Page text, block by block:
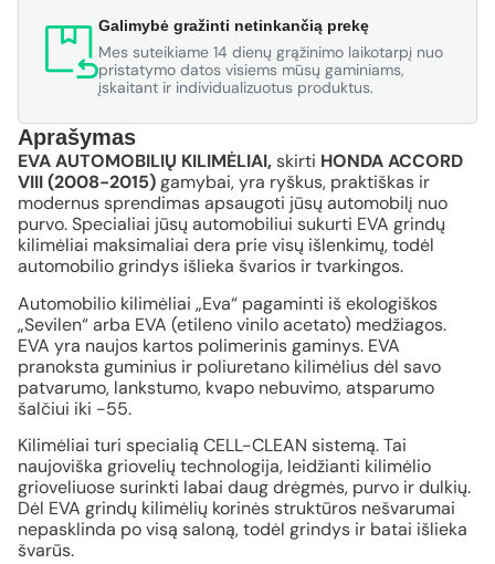
Galimybė gražinti netinkančią prekę
Mes suteikiame 14 dienų grąžinimo laikotarpį nuo
pristatymo datos visiems mūsų gaminiams,
įskaitant ir individualizuotus produktus.
Aprašymas
EVA AUTOMOBILIŲ KILIMĖLIAI, skirti HONDA ACCORD
VIII (2008-2015)gamybai, yra ryškus, praktiškas ir
modernus sprendimas apsaugoti jūsų automobilį nuo
purvo. Specialiai jūsų automobiliui sukurti EVA grindų
kilimėliai maksimaliai dera prie visų išlenkimų, todėl
automobilio grindys išlieka švarios ir tvarkingos.
Automobilio kilimėliai „Eva“ pagaminti iš ekologiškos
„Sevilen“ arba EVA (etileno vinilo acetato) medžiagos.
EVA yra naujos kartos polimerinis gaminys. EVA
pranoksta guminius ir poliuretano kilimėlius dėl savo
patvarumo, lankstumo, kvapo nebuvimo, atsparumo
šalčiui iki -55.
Kilimėliai turi specialią CELL-CLEAN sistemą. Tai
naujoviška griovelių technologija, leidžianti kilimėlio
grioveliuose surinkti labai daug drėgmės, purvo ir dulkių.
Dėl EVA grindų kilimėlių korinės struktūros nešvarumai
nepasklinda po visą saloną, todėl grindys ir batai išlieka
švarūs.